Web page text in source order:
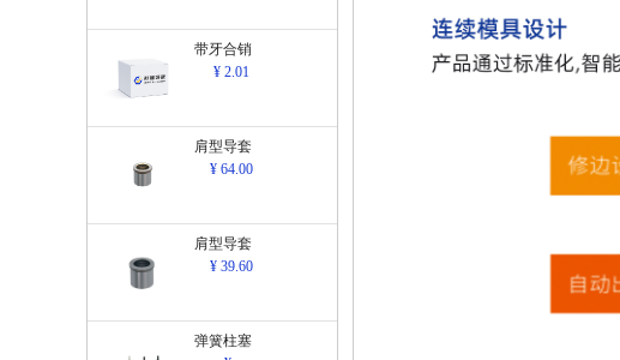
带牙合销
¥ 2.01
肩型导套
¥ 64.00
肩型导套
¥ 39.60
弹簧柱塞